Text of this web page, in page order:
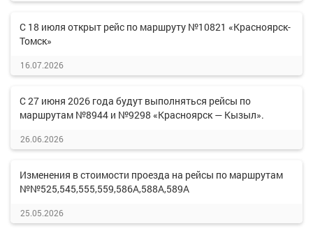
С 18 июля открыт рейс по маршруту №10821 «Красноярск-
Томск»
16.07.2026
С 27 июня 2026 года будут выполняться рейсы по
маршрутам №8944 и №9298 «Красноярск — Кызыл».
26.06.2026
Изменения в стоимости проезда на рейсы по маршрутам
№№525,545,555,559,586А,588А,589А
25.05.2026